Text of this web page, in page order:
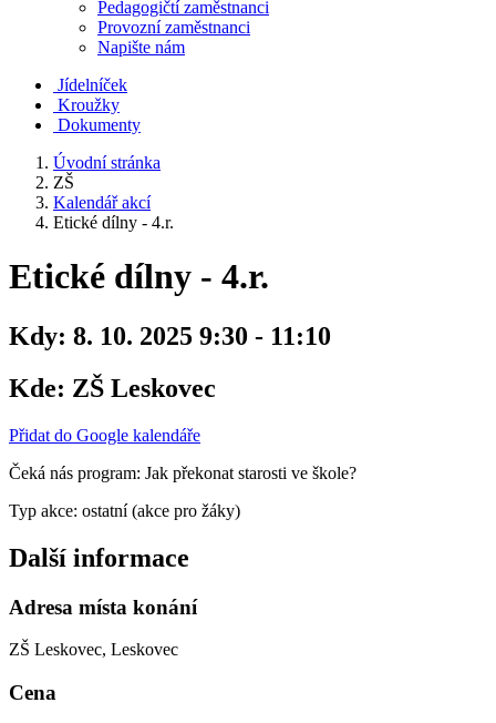
Pedagogičtí zaměstnanci
Provozní zaměstnanci
Napište nám
Jídelníček
Kroužky
Dokumenty
Úvodní stránka
ZŠ
Kalendář akcí
Etické dílny - 4.r.
Etické dílny - 4.r.
Kdy: 8. 10. 2025 9:30 - 11:10
Kde: ZŠ Leskovec
Přidat do Google kalendáře
Čeká nás program: Jak překonat starosti ve škole?
Typ akce: ostatní (akce pro žáky)
Další informace
Adresa místa konání
ZŠ Leskovec, Leskovec
Cena